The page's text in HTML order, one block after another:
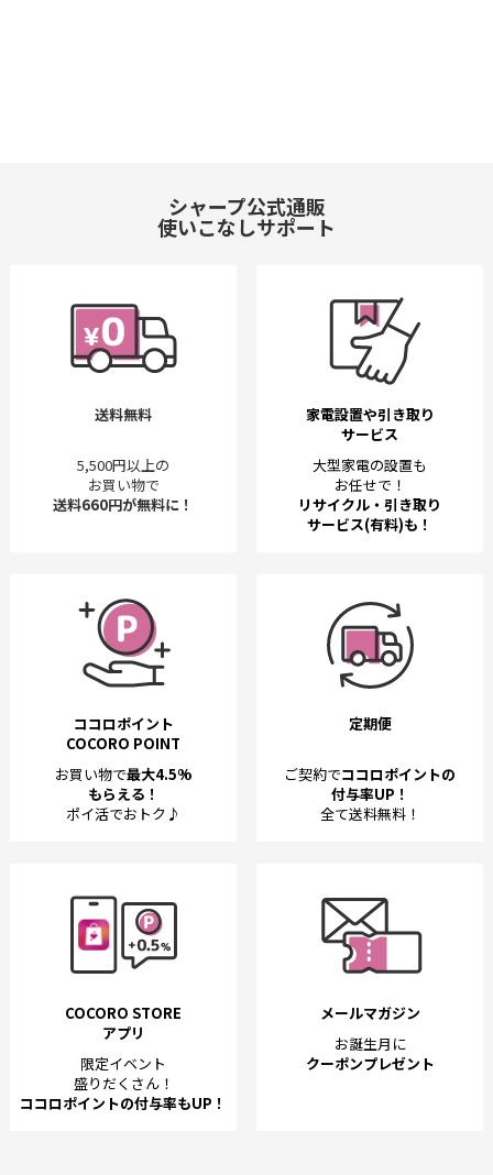
シャープ公式通販
使いこなしサポート
送料無料
5,500円以上の
お買い物で
送料660円が無料に！
家電設置や引き取り
サービス
大型家電の設置も
お任せで！
リサイクル・引き取り
サービス(有料)も！
ココロポイント
COCORO POINT
お買い物で最大4.5%
もらえる！
ポイ活でおトク♪
定期便
ご契約でココロポイントの
付与率UP！
全て送料無料！
COCORO STORE
アプリ
限定イベント
盛りだくさん！
ココロポイントの付与率もUP！
メールマガジン
お誕生月に
クーポンプレゼント